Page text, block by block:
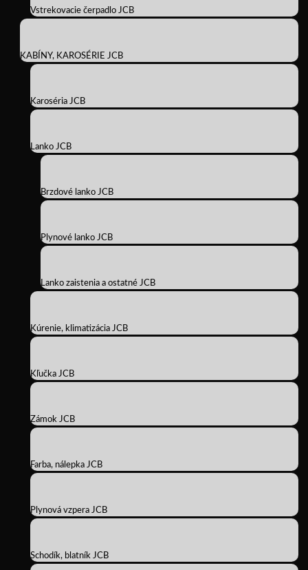
Vstrekovacie čerpadlo JCB
KABÍNY, KAROSÉRIE JCB
Karoséria JCB
Lanko JCB
Brzdové lanko JCB
Plynové lanko JCB
Lanko zaistenia a ostatné JCB
Kúrenie, klimatizácia JCB
Kľučka JCB
Zámok JCB
Farba, nálepka JCB
Plynová vzpera JCB
Schodík, blatník JCB